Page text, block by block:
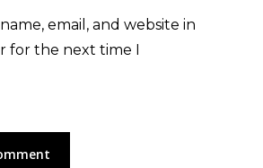
email, and website in
for the next time I